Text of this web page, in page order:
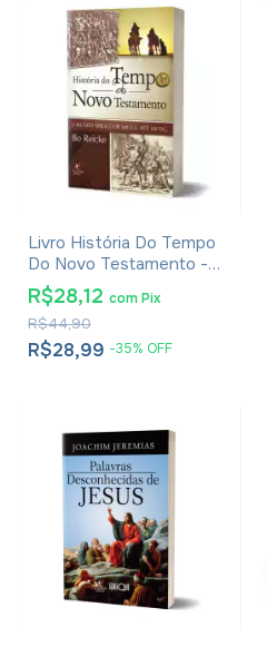
Livro História Do Tempo
Do Novo Testamento -
Bo Reicke
R$28,99 -35% OFF
R$44,90
R$28,12 comPix